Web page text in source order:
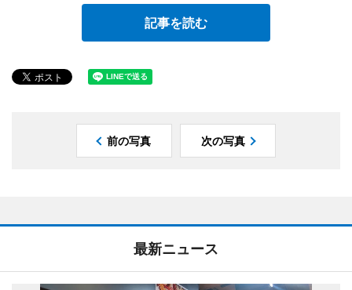
記事を読む
前の写真 次の写真
最新ニュース